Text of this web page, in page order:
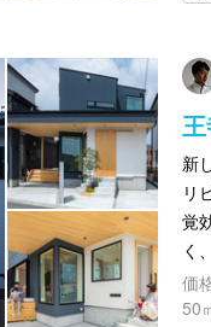
新
リ
覚
く
価
50